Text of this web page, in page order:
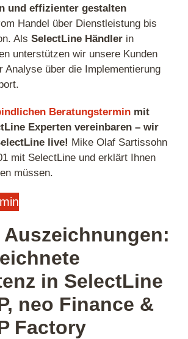
und effizienter gestalten
Handel über Dienstleistung bis
Als SelectLine Händler in
unterstützen wir unsere Kunden
Analyse über die Implementierung
Beratungstermin mit
Experten vereinbaren – wir
live! Mike Olaf Sartissohn
mit SelectLine und erklärt Ihnen
müssen.
Auszeichnungen:
in SelectLine
neo Finance &
Factory